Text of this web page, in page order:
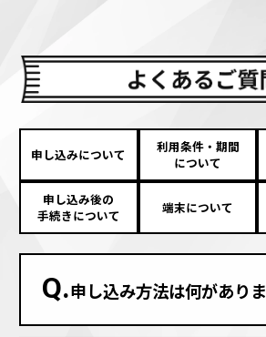
申し込みについて
利用条件・期間
について
申し込み後の
手続きについて
端末について
Q.申し込み方法は何があり